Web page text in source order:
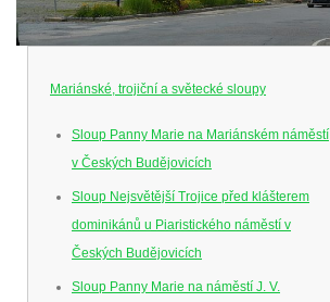
Mariánské, trojiční a světecké sloupy
Sloup Panny Marie na Mariánském náměstí
v Českých Budějovicích
Sloup Nejsvětější Trojice před klášterem
dominikánů u Piaristického náměstí v
Českých Budějovicích
Sloup Panny Marie na náměstí J. V.